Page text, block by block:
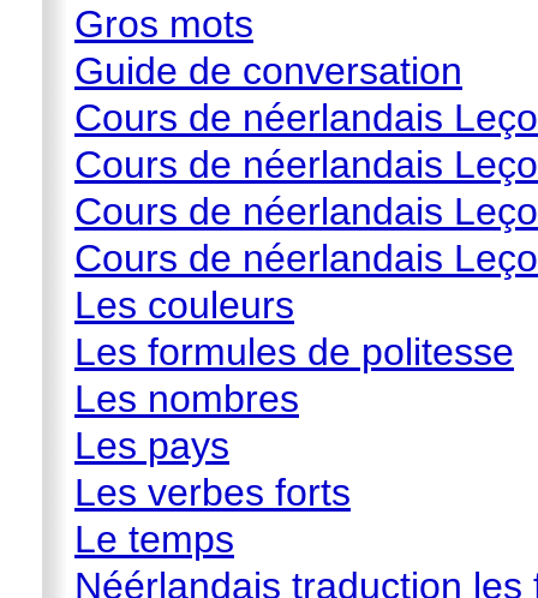
Gros mots
Guide de conversation
Cours de néerlandais
Cours de néerlandais
Cours de néerlandais
Cours de néerlandais
Les couleurs
Les formules de politesse
Les nombres
Les pays
Les verbes forts
Le temps
Néérlandais traduction les